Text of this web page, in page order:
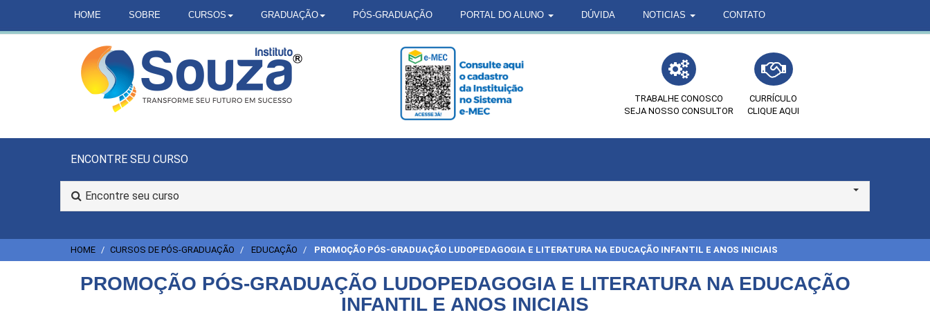
HOME SOBRE CURSOS GRADUAÇÃO PÓS-GRADUAÇÃO PORTAL DO ALUNO DÚVIDA NOTICIAS CONTATO
TRABALHE CONOSCO
SEJA NOSSO CONSULTOR
CURRÍCULO
CLIQUE AQUI
ENCONTRE SEU CURSO
Encontre seu curso
HOME CURSOS DE PÓS-GRADUAÇÃO EDUCAÇÃO PROMOÇÃO PÓS-GRADUAÇÃO LUDOPEDAGOGIA E LITERATURA NA EDUCAÇÃO INFANTIL E ANOS INICIAIS
PROMOÇÃO PÓS-GRADUAÇÃO LUDOPEDAGOGIA E LITERATURA NA EDUCAÇÃO
INFANTIL E ANOS INICIAIS